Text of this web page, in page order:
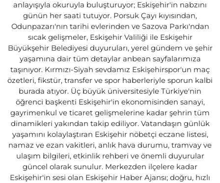
anlayışıyla okuruyla buluşturuyor; Eskişehir'in nabzını
günün her saati tutuyor. Porsuk Çayı kıyısından,
Odunpazarı'nın tarihi evlerinden ve Sazova Parkı'ndan
sıcak gelişmeler, Eskişehir Valiliği ile Eskişehir
Büyükşehir Belediyesi duyuruları, yerel gündem ve şehir
yaşamına dair tüm detaylar anbean sayfalarımıza
taşınıyor. Kırmızı-Siyah sevdamız Eskişehirspor'un maç
özetleri, fikstür, transfer ve spor haberleriyle sporun kalbi
burada atıyor. Üç büyük üniversitesiyle Türkiye'nin
öğrenci başkenti Eskişehir'in ekonomisinden sanayi,
gayrimenkul ve ticaret gelişmelerine kadar şehrin tüm
dinamikleri yakından takip ediliyor. Vatandaşın günlük
yaşamını kolaylaştıran Eskişehir nöbetçi eczane listesi,
namaz ve ezan vakitleri, anlık hava durumu, tramvay ve
ulaşım bilgileri, etkinlik rehberi ve önemli duyurular
güncel olarak sunulur. Merkezden ilçelere kadar
Eskişehir'in sesi olan Eskişehir Haber Ajansı; doğru, hızlı